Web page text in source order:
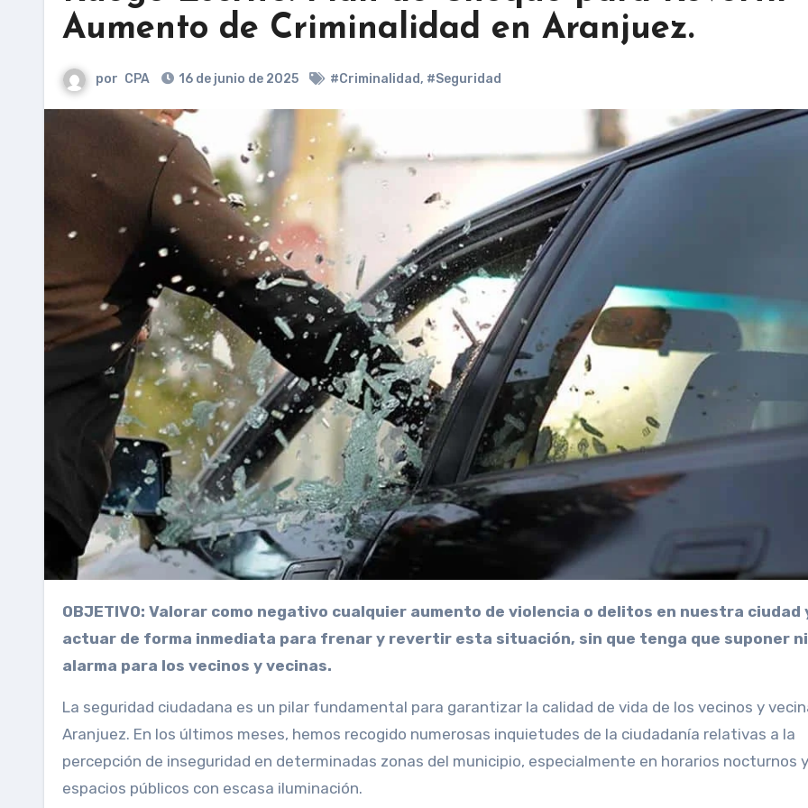
Aumento de Criminalidad en Aranjuez.
por CPA 16 de junio de 2025 #Criminalidad, #Seguridad
OBJETIVO: Valorar como negativo cualquier aumento de violencia o delitos en nuestra ciudad y
actuar de forma inmediata para frenar y revertir esta situación, sin que tenga que suponer
alarma para los vecinos y vecinas.
La seguridad ciudadana es un pilar fundamental para garantizar la calidad de vida de los vecinos y
Aranjuez. En los últimos meses, hemos recogido numerosas inquietudes de la ciudadanía relativas a la
percepción de inseguridad en determinadas zonas del municipio, especialmente en horarios nocturnos y
espacios públicos con escasa iluminación.